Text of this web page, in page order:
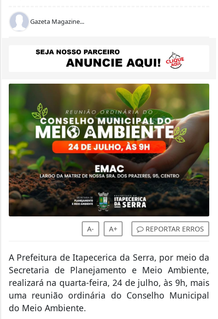
Gazeta Magazine...
A- A+ REPORTAR ERROS
A Prefeitura de Itapecerica da Serra, por meio da
Secretaria de Planejamento e Meio Ambiente,
realizará na quarta-feira, 24 de julho, às 9h, mais
uma reunião ordinária do Conselho Municipal
do Meio Ambiente.